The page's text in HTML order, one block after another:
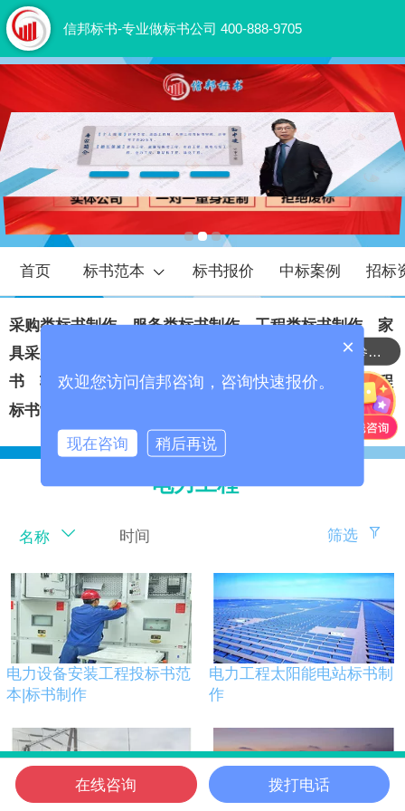
信邦标书-专业做标书公司 400-888-9705
首页 标书范本 标书报价 中标案例 招标
采购类标书‍制作‍服务类标书‍制作‍工程类标书‍制作
家
具采购标书制作
物业保洁服务标
书
软件项目投标书制作 通信工程标书制作‍
电力工程
标书制作
电力工程
名称 时间 筛选
电力设备安装工程投标书范
本|标书制作
电力工程太阳能电站标书制
作
信邦首页 电话咨询 微信客服 在线咨询 信邦位置
×
欢迎您访问信邦咨询，咨询快速报价。
现在咨询 稍后再说
在线咨询 拨打电话